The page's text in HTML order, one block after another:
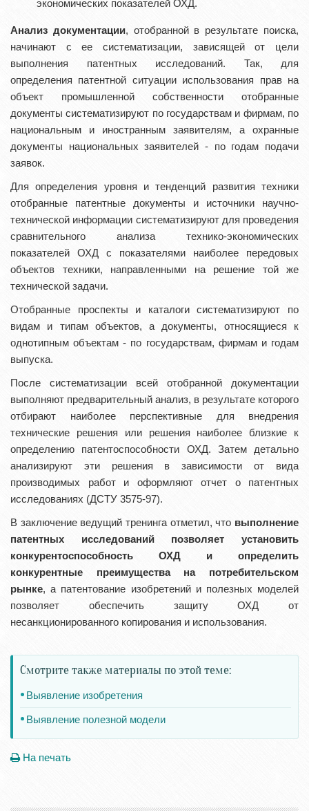
экономических показателей ОХД.
Анализ документации, отобранной в результате поиска,
начинают с ее систематизации, зависящей от цели
выполнения патентных исследований. Так, для
определения патентной ситуации использования прав на
объект промышленной собственности отобранные
документы систематизируют по государствам и фирмам, по
национальным и иностранным заявителям, а охранные
документы национальных заявителей - по годам подачи
заявок.
Для определения уровня и тенденций развития техники
отобранные патентные документы и источники научно-
технической информации систематизируют для проведения
сравнительного анализа технико-экономических
показателей ОХД с показателями наиболее передовых
объектов техники, направленными на решение той же
технической задачи.
Отобранные проспекты и каталоги систематизируют по
видам и типам объектов, а документы, относящиеся к
однотипным объектам - по государствам, фирмам и годам
выпуска.
После систематизации всей отобранной документации
выполняют предварительный анализ, в результате которого
отбирают наиболее перспективные для внедрения
технические решения или решения наиболее близкие к
определению патентоспособности ОХД. Затем детально
анализируют эти решения в зависимости от вида
производимых работ и оформляют отчет о патентных
исследованиях (ДСТУ 3575-97).
В заключение ведущий тренинга отметил, что выполнение
патентных исследований позволяет установить
конкурентоспособность ОХД и определить
конкурентные преимущества на потребительском
рынке, а патентование изобретений и полезных моделей
позволяет обеспечить защиту ОХД от
несанкционированного копирования и использования.
Смотрите также материалы по этой теме:
Выявление изобретения
Выявление полезной модели
На печать